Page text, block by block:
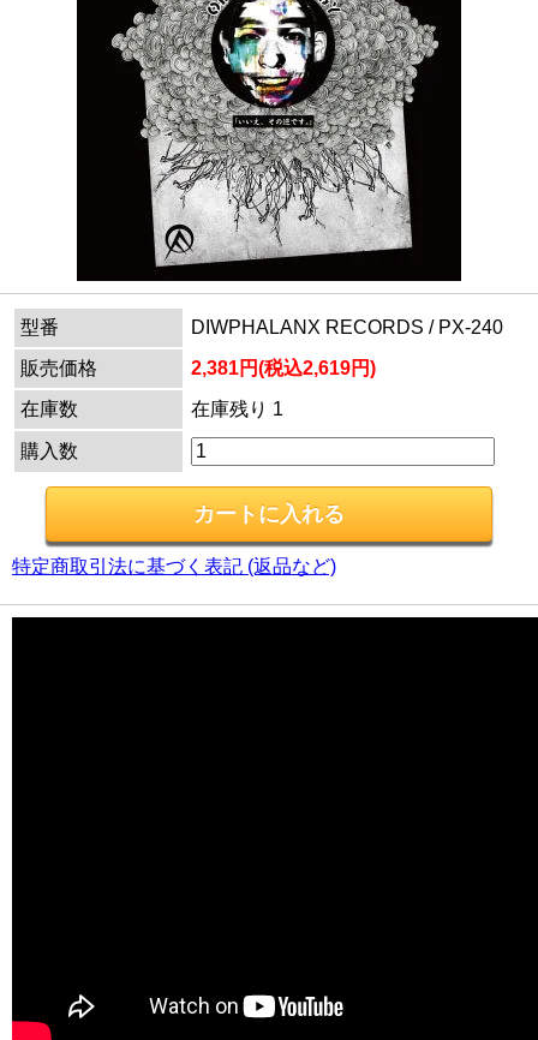
型番
DIWPHALANX RECORDS / PX-240
販売価格
2,381円(税込2,619円)
在庫数
在庫残り 1
購入数
特定商取引法に基づく表記 (返品など)